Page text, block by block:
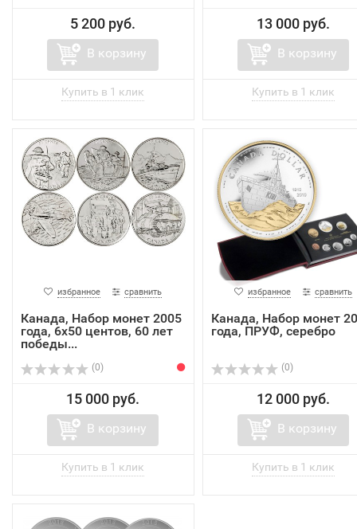
5 200 руб.
В корзину
13 000 руб.
В корзину
избранное сравнить
Канада, Набор монет 2005
года, 6х50 центов, 60 лет
победы...
(0)
15 000 руб.
В корзину
избранное сравнить
Канада, Набор монет
года, ПРУФ, серебро
(0)
12 000 руб.
В корзину